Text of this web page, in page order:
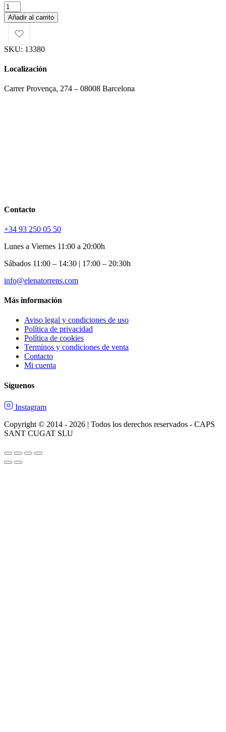
Gas
Bijoux
Pendientes
Maoro
oro
Añadir al carrito
SKU: 13380
Localización
Carrer Provença, 274 – 08008 Barcelona
Contacto
+34 93 250 05 50
Lunes a Viernes 11:00 a 20:00h
Sábados 11:00 – 14:30 | 17:00 – 20:30h
info@elenatorrens.com
Más información
Aviso legal y condiciones de uso
Política de privacidad
Política de cookies
Terminos y condiciones de venta
Contacto
Mi cuenta
Síguenos
Instagram
Copyright © 2014 - 2026 | Todos los derechos reservados - CAPS
SANT CUGAT SLU